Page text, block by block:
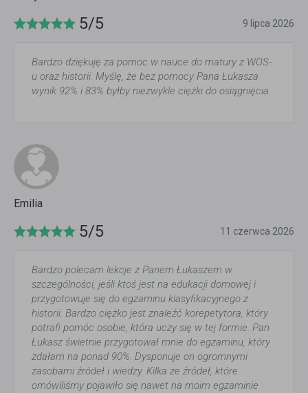
5/5 9 lipca 2026
Bardzo dziękuję za pomoc w nauce do matury z WOS-
u oraz historii. Myślę, że bez pomocy Pana Łukasza
wynik 92% i 83% byłby niezwykle ciężki do osiągnięcia.
Emilia
5/5 11 czerwca 2026
Bardzo polecam lekcje z Panem Łukaszem w
szczególności, jeśli ktoś jest na edukacji domowej i
przygotowuje się do egzaminu klasyfikacyjnego z
historii. Bardzo ciężko jest znaleźć korepetytora, który
potrafi pomóc osobie, która uczy się w tej formie. Pan
Łukasz świetnie przygotował mnie do egzaminu, który
zdałam na ponad 90%. Dysponuje on ogromnymi
zasobami źródeł i wiedzy. Kilka ze źródeł, które
omówiliśmy pojawiło się nawet na moim egzaminie